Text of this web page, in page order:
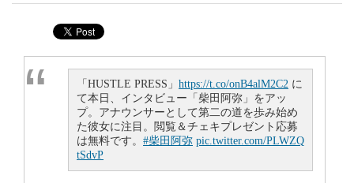
「HUSTLE PRESS」 https://t.co/onB4alM2C2 に
て本日、インタビュー「柴田阿弥」をアッ
プ。アナウンサーとして第二の道を歩み始め
た彼女に注目。閲覧＆チェキプレゼント応募
は無料です。 #柴田阿弥 pic.twitter.com/PLWZQ
tSdvP